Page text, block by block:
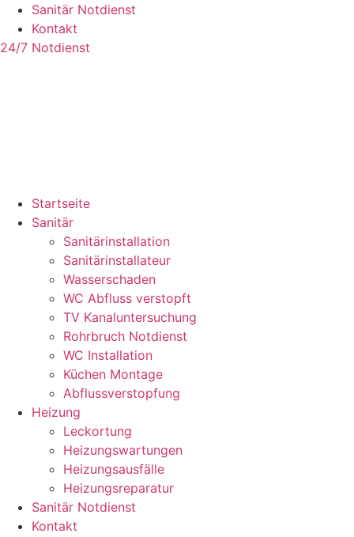
Sanitär Notdienst
Kontakt
24/7 Notdienst
Startseite
Sanitär
Sanitärinstallation
Sanitärinstallateur
Wasserschaden
WC Abfluss verstopft
TV Kanaluntersuchung
Rohrbruch Notdienst
WC Installation
Küchen Montage
Abflussverstopfung
Heizung
Leckortung
Heizungswartungen
Heizungsausfälle
Heizungsreparatur
Sanitär Notdienst
Kontakt